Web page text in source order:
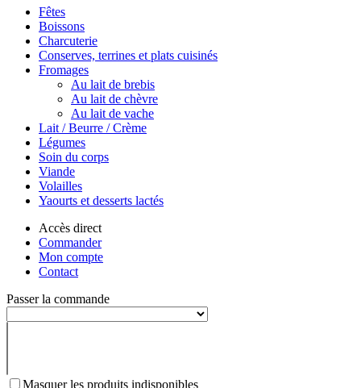
Fêtes
Boissons
Charcuterie
Conserves, terrines et plats cuisinés
Fromages
Au lait de brebis
Au lait de chèvre
Au lait de vache
Lait / Beurre / Crème
Légumes
Soin du corps
Viande
Volailles
Yaourts et desserts lactés
Accès direct
Commander
Mon compte
Contact
Passer la commande
Masquer les produits indisponibles